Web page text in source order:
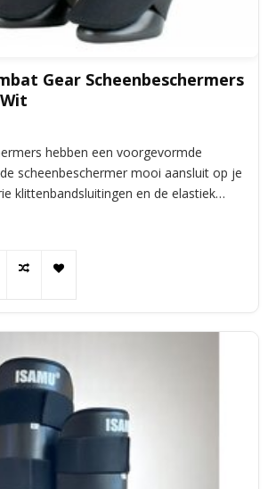
Gear Scheenbeschermers
hebben een voorgevormde
scheenbeschermer mooi aansluit op je
klittenbandsluitingen en de elastiek
deze scheenbeschermer die ideale